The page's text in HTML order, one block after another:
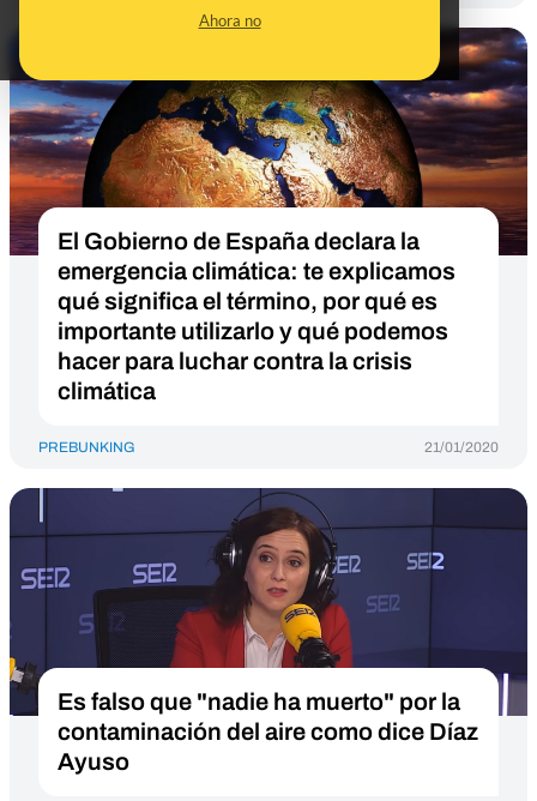
Ahora no
El Gobierno de España declara la
emergencia climática: te explicamos
qué significa el término, por qué es
importante utilizarlo y qué podemos
hacer para luchar contra la crisis
climática
PREBUNKING 21/01/2020
Es falso que "nadie ha muerto" por la
contaminación del aire como dice Díaz
Ayuso